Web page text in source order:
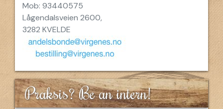
Mob: 93440575
Lågendalsveien 2600,
3282 KVELDE
Praksis? Be an intern!